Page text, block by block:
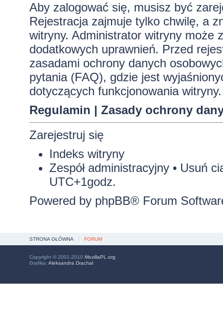
Aby zalogować się, musisz być
Rejestracja zajmuje tylko chwilę, a
witryny. Administrator witryny może
dodatkowych uprawnień. Przed
zasadami ochrony danych
pytania (FAQ), gdzie jest
dotyczących funkcjonowania witryny.
Regulamin | Zasady ochrony
Zarejestruj się
Indeks witryny
Zespół administracyjny• Usuń
UTC+1godz.
Powered by phpBB® Forum
STRONA GŁÓWNA FORUM
Copyright © 2001-2010 MozillaPL.org
Grafika: Aleksandra Drachal